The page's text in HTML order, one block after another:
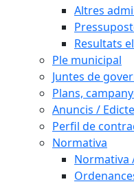
Altres
Resultats
Ple municipal
Juntes de
Plans,
Anuncis /
Perfil de
Normativa
Normativa